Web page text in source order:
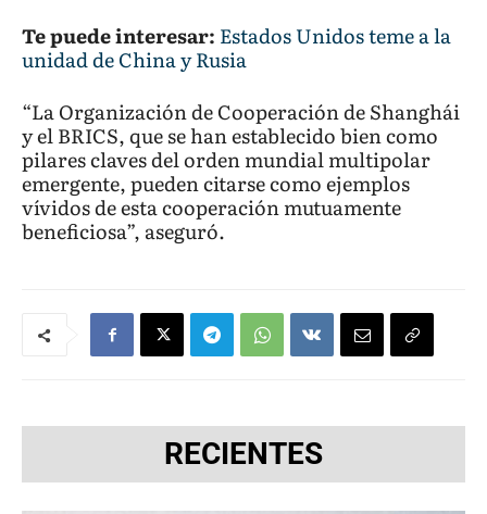
Te puede interesar: Estados Unidos teme a la
unidad de China y Rusia
“La Organización de Cooperación de Shanghái
y el BRICS, que se han establecido bien como
pilares claves del orden mundial multipolar
emergente, pueden citarse como ejemplos
vívidos de esta cooperación mutuamente
beneficiosa”, aseguró.
RECIENTES